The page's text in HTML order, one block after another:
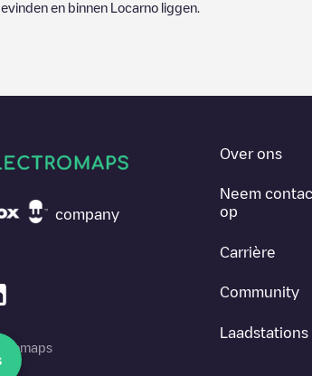
en binnen
Locarno liggen.
company
Over ons
Neem
op
Carrière
Community
Laadstations